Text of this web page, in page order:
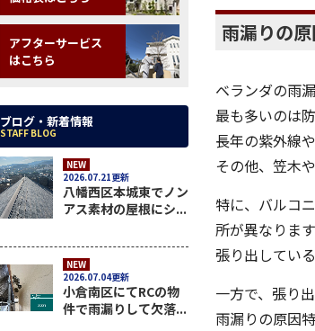
雨漏りの
ベランダの雨
最も多いのは
長年の紫外線
その他、笠木
特に、バルコ
所が異なります
張り出してい
一方で、張り
雨漏りの原因
アフターサービス
はこちら
ブログ・新着情報
STAFF BLOG
NEW
2026.07.21更新
八幡西区本城東でノン
アス素材の屋根にシ...
NEW
2026.07.04更新
小倉南区にてRCの物
件で雨漏りして欠落...